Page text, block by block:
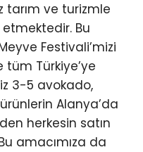
tarım ve turizmle
etmektedir. Bu
Festivali’mizi
tüm Türkiye’ye
3-5 avokado,
Alanya’da
herkesin satın
amacımıza da